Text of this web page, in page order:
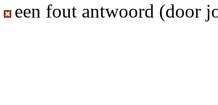
een fout antwoord (door